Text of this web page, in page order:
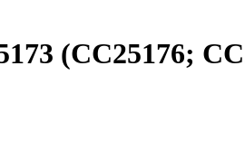
(СС25176;